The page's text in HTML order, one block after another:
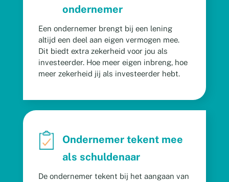
ondernemer
Een ondernemer brengt bij een lening
altijd een deel aan eigen vermogen mee.
Dit biedt extra zekerheid voor jou als
investeerder. Hoe meer eigen inbreng, hoe
meer zekerheid jij als investeerder hebt.
Ondernemer tekent mee
als schuldenaar
De ondernemer tekent bij het aangaan van